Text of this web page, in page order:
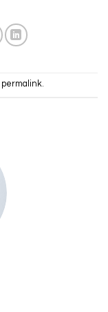
permalink.